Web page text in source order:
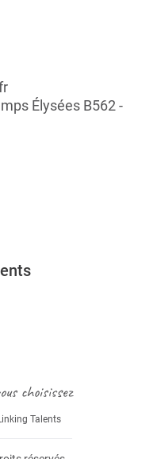
Élysées B562 -
choisissez
Talents